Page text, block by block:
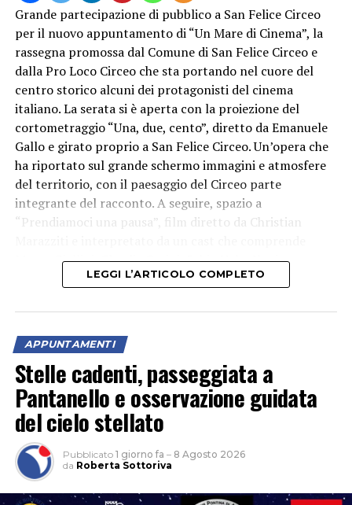
Grande partecipazione di pubblico a San Felice Circeo
per il nuovo appuntamento di “Un Mare di Cinema”, la
rassegna promossa dal Comune di San Felice Circeo e
dalla Pro Loco Circeo che sta portando nel cuore del
centro storico alcuni dei protagonisti del cinema
italiano. La serata si è aperta con la proiezione del
cortometraggio “Una, due, cento”, diretto da Emanuele
Gallo e girato proprio a San Felice Circeo. Un’opera che
ha riportato sul grande schermo immagini e atmosfere
del territorio, con il paesaggio del Circeo parte
integrante del racconto. A seguire, spazio a
“Prendiamoci una pausa”, film diretto da Christian
Marco Giallini, Claudia Gerini, Fabio Volo, Ilenia
Pastorelli e Paolo Calabresi.
LEGGI L’ARTICOLO COMPLETO
APPUNTAMENTI
Stelle cadenti, passeggiata a
Pantanello e osservazione guidata
del cielo stellato
Pubblicato 1 giorno fa – 8 Agosto 2026
da Roberta Sottoriva